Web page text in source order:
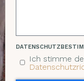
Ich stimme